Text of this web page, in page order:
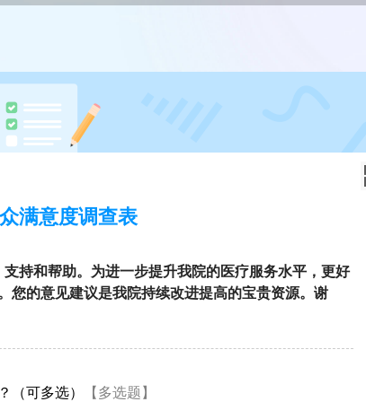
满意度调查表
持和帮助。为进一步提升我院的医疗服务水平，更好
您的意见建议是我院持续改进提高的宝贵资源。谢
可多选）
【多选题】